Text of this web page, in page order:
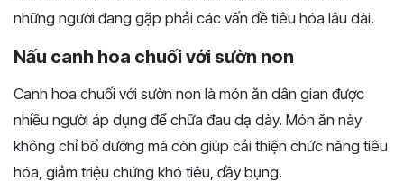
những người đang gặp phải các vấn đề tiêu hóa lâu dài.
Nấu canh hoa chuối với sườn non
Canh hoa chuối với sườn non là món ăn dân gian được
nhiều người áp dụng để chữa đau dạ dày. Món ăn này
không chỉ bổ dưỡng mà còn giúp cải thiện chức năng tiêu
hóa, giảm triệu chứng khó tiêu, đầy bụng.